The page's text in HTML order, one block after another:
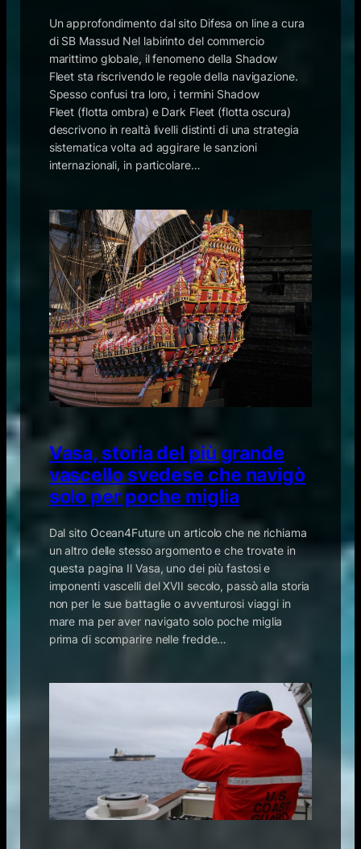
Un approfondimento dal sito Difesa on line a cura
di SB Massud Nel labirinto del commercio
marittimo globale, il fenomeno della Shadow
Fleet sta riscrivendo le regole della navigazione.
Spesso confusi tra loro, i termini Shadow
Fleet (flotta ombra) e Dark Fleet (flotta oscura)
descrivono in realtà livelli distinti di una strategia
sistematica volta ad aggirare le sanzioni
internazionali, in particolare…
Vasa, storia del più grande
vascello svedese che navigò
solo per poche miglia
Dal sito Ocean4Future un articolo che ne richiama
un altro delle stesso argomento e che trovate in
questa pagina Il Vasa, uno dei più fastosi e
imponenti vascelli del XVII secolo, passò alla storia
non per le sue battaglie o avventurosi viaggi in
mare ma per aver navigato solo poche miglia
prima di scomparire nelle fredde…